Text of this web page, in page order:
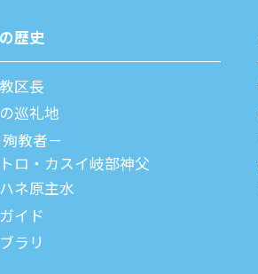
歴史
区⻑
巡礼地
教者－
ロ・カスイ岐部神父
ネ原主水
イド
ラリ